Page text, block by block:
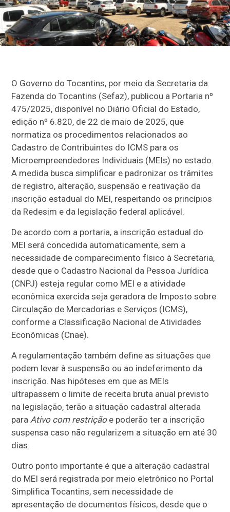
O Governo do Tocantins, por meio da Secretaria da
Fazenda do Tocantins (Sefaz), publicou a Portaria nº
475/2025, disponível no Diário Oficial do Estado,
edição nº 6.820, de 22 de maio de 2025, que
normatiza os procedimentos relacionados ao
Cadastro de Contribuintes do ICMS para os
Microempreendedores Individuais (MEIs) no estado.
A medida busca simplificar e padronizar os trâmites
de registro, alteração, suspensão e reativação da
inscrição estadual do MEI, respeitando os princípios
da Redesim e da legislação federal aplicável.
De acordo com a portaria, a inscrição estadual do
MEI será concedida automaticamente, sem a
necessidade de comparecimento físico à Secretaria,
desde que o Cadastro Nacional da Pessoa Jurídica
(CNPJ) esteja regular como MEI e a atividade
econômica exercida seja geradora de Imposto sobre
Circulação de Mercadorias e Serviços (ICMS),
conforme a Classificação Nacional de Atividades
Econômicas (Cnae).
A regulamentação também define as situações que
podem levar à suspensão ou ao indeferimento da
inscrição. Nas hipóteses em que as MEIs
ultrapassem o limite de receita bruta anual previsto
na legislação, terão a situação cadastral alterada
para Ativo com restriçãoe poderão ter a inscrição
suspensa caso não regularizem a situação em até 30
dias.
Outro ponto importante é que a alteração cadastral
do MEI será registrada por meio eletrônico no Portal
Simplifica Tocantins, sem necessidade de
apresentação de documentos físicos, desde que o